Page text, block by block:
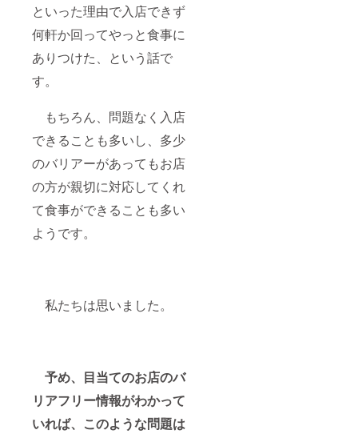
といった理由で入店できず
何軒か回ってやっと食事に
ありつけた、という話で
す。
もちろん、問題なく入店
できることも多いし、多少
のバリアーがあってもお店
の方が親切に対応してくれ
て食事ができることも多い
ようです。
私たちは思いました。
予め、目当てのお店のバ
リアフリー情報がわかって
いれば、このような問題は